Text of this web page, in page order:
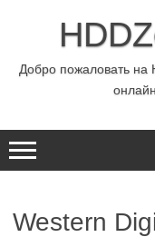
содержимому
Добро пожаловать на
Western